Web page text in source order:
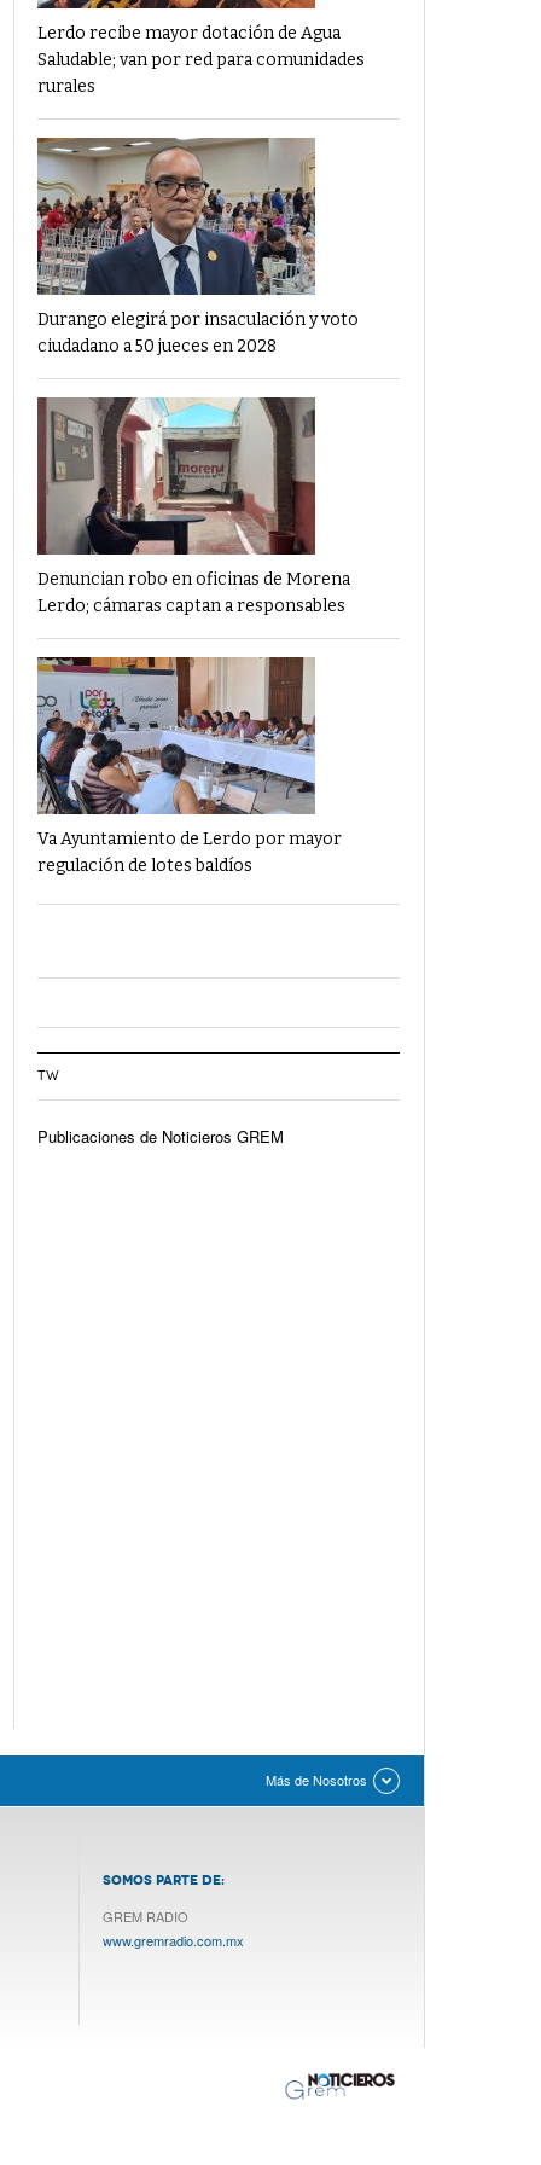
Lerdo recibe mayor dotación de Agua
Saludable; van por red para comunidades
rurales
Durango elegirá por insaculación y voto
ciudadano a 50 jueces en 2028
Denuncian robo en oficinas de Morena
Lerdo; cámaras captan a responsables
Va Ayuntamiento de Lerdo por mayor
regulación de lotes baldíos
TW
Publicaciones de Noticieros GREM
Más de Nosotros
SOMOS PARTE DE:
GREM RADIO
www.gremradio.com.mx